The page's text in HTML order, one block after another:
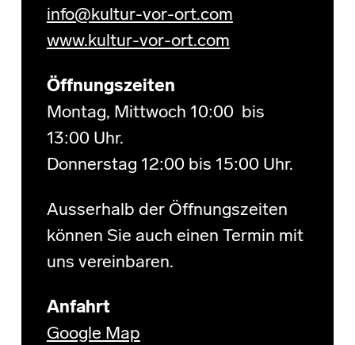
info@kultur-vor-ort.com
www.kultur-vor-ort.com
Öffnungszeiten
Montag, Mittwoch 10:00 bis
13:00 Uhr.
Donnerstag 12:00 bis 15:00 Uhr.
Ausserhalb der Öffnungszeiten
können Sie auch einen Termin mit
uns vereinbaren.
Anfahrt
Google Map